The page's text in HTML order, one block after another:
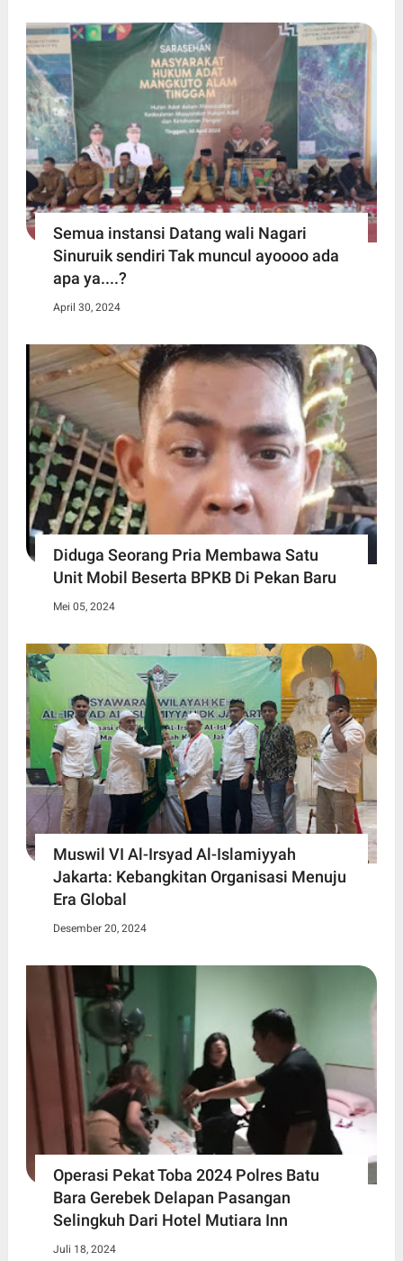
Semua instansi Datang wali Nagari
Sinuruik sendiri Tak muncul ayoooo ada
apa ya....?
April 30, 2024
Diduga Seorang Pria Membawa Satu
Unit Mobil Beserta BPKB Di Pekan Baru
Mei 05, 2024
Muswil VI Al-Irsyad Al-Islamiyyah
Jakarta: Kebangkitan Organisasi Menuju
Era Global
Desember 20, 2024
Operasi Pekat Toba 2024 Polres Batu
Bara Gerebek Delapan Pasangan
Selingkuh Dari Hotel Mutiara Inn
Juli 18, 2024